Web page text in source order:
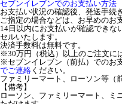
セブンイレブンでのお支払い方法
お支払い状況の確認後、発送手続
ご指定の場合などは、お早めのお
14日以内にお支払いが確認できな
セルいたします。
決済手数料は無料です。
※30万円（税込）以上のご注文に
※セブンイレブン（前払）でのお
でご連絡 ください。
ファミリーマート、ローソン等（
【備考】
ローソン、ファミリーマート、ミ